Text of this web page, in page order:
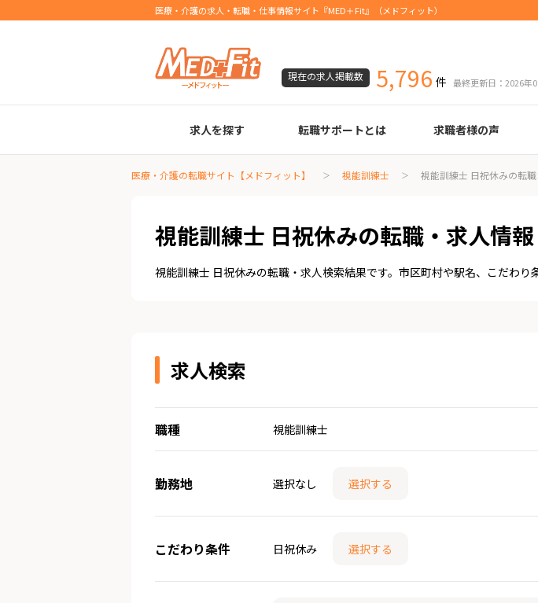
医療・介護の求人・転職・仕事情報サイト『MED＋Fit』（メドフィット）
現在の求人掲載数 5,796 件 最終更新日：2026年
求人を探す
臨床検査技師
診療放射線技師
臨床工学技士
医療事務
調剤薬局事務
理学療法士
作業療法士
言語聴覚士
機能訓練指導員
視能訓練士
看護師
薬剤師
転職サポートとは 求職者様の声
臨床検査技師
診療放射線技師
臨床工学技士
医療事務
調剤薬局事務
理学療法士
作業療法士
言語聴覚士
機能訓練指導員
視能訓練士
看護師
薬剤師
医療・介護の転職サイト【メドフィット】 視能訓練士 視能訓練士 日祝休みの転
視能訓練士 日祝休みの転職・求人情報
視能訓練士 日祝休みの転職・求人検索結果です。市区町村や駅名、こだわり
求人検索
職種 視能訓練士
勤務地 選択なし 選択する
こだわり条件 日祝休み 選択する